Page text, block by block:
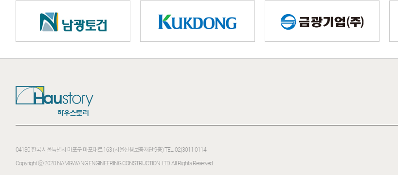
04130 한국 서울특별시 마포구 마포대로 163 (서울신용보증재단 9층)TEL: 02)3011-0114
Copyright ⓒ 2020 NAMGWANG ENGINEERING CONSTRUCTION. LTD.All Rights Reserved.